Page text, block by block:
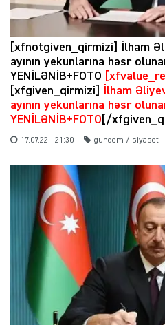
[xfnotgiven_qirmizi] İlham
ayının yekunlarına həsr
YENİLƏNİB+FOTO
[xfgiven_qirmizi]
İlham
ayının yekunlarına həsr
YENİLƏNİB+FOTO [/
17.07.22 - 21:30 gundem / siyaset